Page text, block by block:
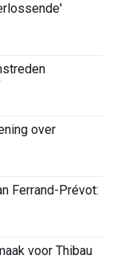
over
Ferrand-Prévot:
voor Thibau